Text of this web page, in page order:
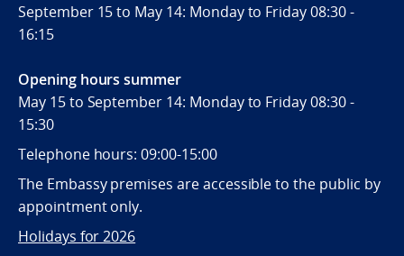
September 15 to May 14: Monday to Friday 08:30 -
16:15
Opening hours summer
May 15 to September 14: Monday to Friday 08:30 -
15:30
Telephone hours: 09:00-15:00
The Embassy premises are accessible to the public by
appointment only.
Holidays for 2026